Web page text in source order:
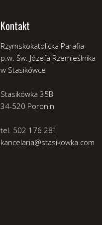
Kontakt
Rzymskokatolicka Parafia
p.w. Św. Józefa Rzemieślnika
w Stasikówce
Stasikówka 35B
34-520 Poronin
tel. 502 176 281
kancelaria@stasikowka.com